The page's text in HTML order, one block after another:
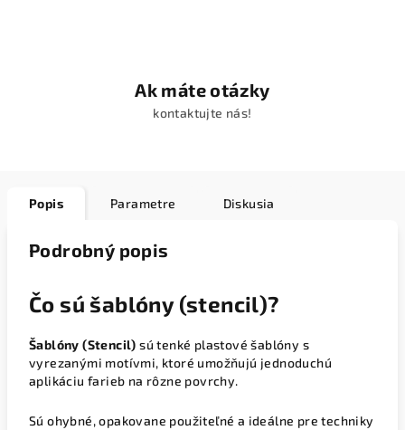
Ak máte otázky
kontaktujte nás!
Popis Parametre Diskusia
Podrobný popis
Čo sú šablóny (stencil)?
Šablóny (Stencil) sú tenké plastové šablóny s
vyrezanými motívmi, ktoré umožňujú jednoduchú
aplikáciu farieb na rôzne povrchy.
Sú ohybné, opakovane použiteľné a ideálne pre techniky